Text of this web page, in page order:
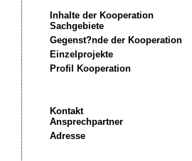
Inhalte der Kooperation
Sachgebiete
Gegenst?nde der Kooperation
Einzelprojekte
Profil Kooperation
Kontakt
Ansprechpartner
Adresse